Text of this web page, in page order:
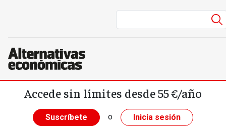
Pasar al contenido principal
Accede sin límites desde 55 €/año
Suscríbete o Inicia sesión